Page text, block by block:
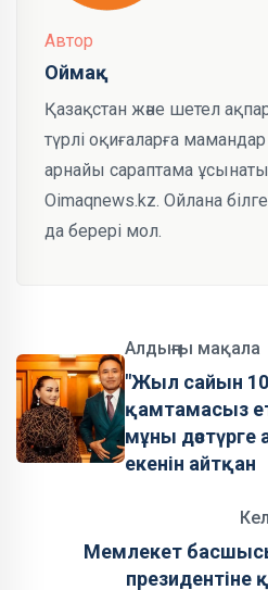
Автор
Оймақ
Қазақстан және шетел
түрлі оқиғаларға
арнайы сараптама
Oimaqnews.kz. Ойлана
да берері мол.
Алдыңғы мақала
"Жыл сайын
қамтамасыз
мұны
екенін айтқан
Мемлекет
президентіне